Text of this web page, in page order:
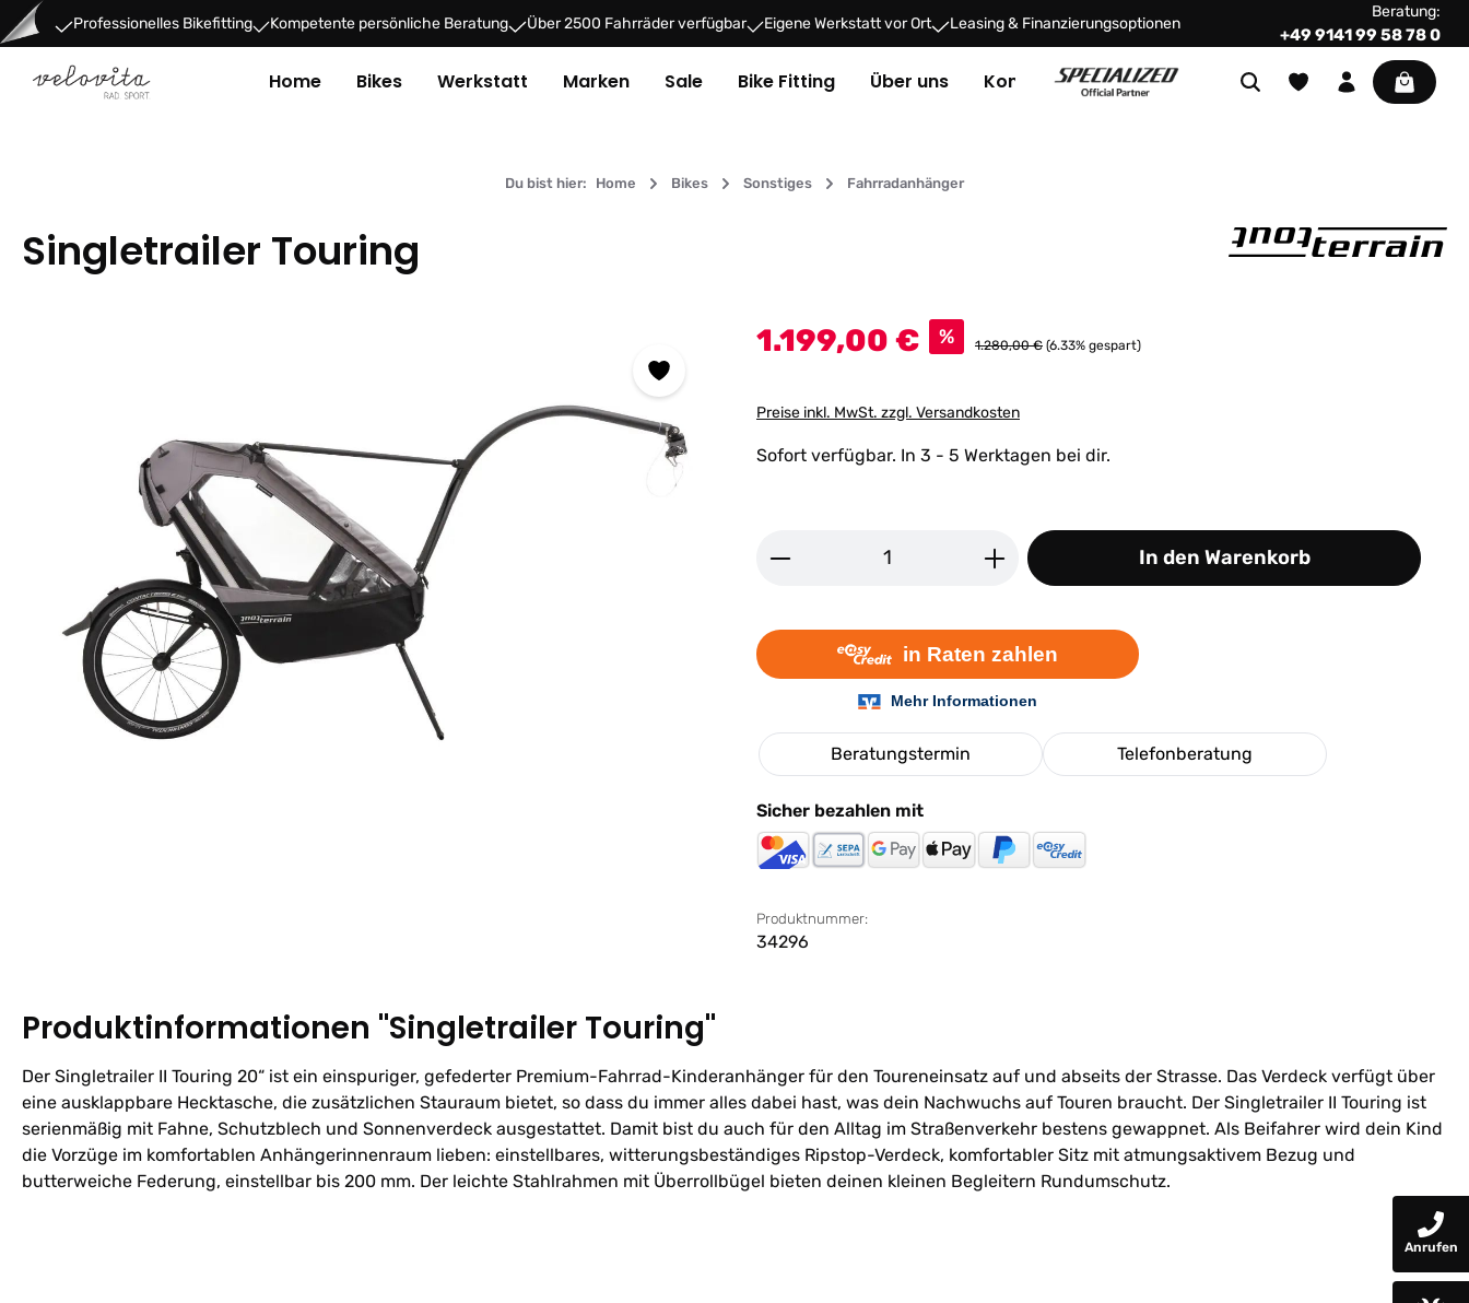
Hauptinhalt springen
Zur Hauptnavigation springen
Professionelles Bikefitting Kompetente persönliche Beratung Über 2500 Fahrräder verfügbar Eigene Werkstatt vor Ort Leasing & Finanzierungsoptionen
Beratung:
+49 9141 99 58 78 0
Home Bikes Werkstatt Marken Sale Bike Fitting Über uns Kontakt
Du bist hier: Home Bikes Sonstiges Fahrradanhänger
Singletrailer Touring
Verkaufspreis:
1.199,00 € % Regulärer Preis:
1.280,00 € (6.33% gespart)
Preise inkl. MwSt. zzgl. Versandkosten
Sofort verfügbar. In 3 - 5 Werktagen bei dir.
Produkt Anzahl: Gib den gewünschten Wert ein oder
In den Warenkorb
Beratungstermin Telefonberatung
Sicher bezahlen mit
Produktnummer:
34296
Produktinformationen "Singletrailer Touring"
Der Singletrailer II Touring 20“ ist ein einspuriger, gefederter Premium-Fahrrad-Kinderanhänger für den Toureneinsatz auf und abseits der Strasse. Das Verdeck verfügt über
eine ausklappbare Hecktasche, die zusätzlichen Stauraum bietet, so dass du immer alles dabei hast, was dein Nachwuchs auf Touren braucht. Der Singletrailer II Touring ist
serienmäßig mit Fahne, Schutzblech und Sonnenverdeck ausgestattet. Damit bist du auch für den Alltag im Straßenverkehr bestens gewappnet. Als Beifahrer wird dein Kind
die Vorzüge im komfortablen Anhängerinnenraum lieben: einstellbares, witterungsbeständiges Ripstop-Verdeck, komfortabler Sitz mit atmungsaktivem Bezug und
butterweiche Federung, einstellbar bis 200 mm. Der leichte Stahlrahmen mit Überrollbügel bieten deinen kleinen Begleitern Rundumschutz.
Anrufen